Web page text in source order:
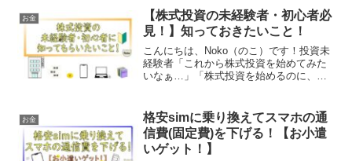
お金
【株式投資の未経験者・初心者必
見！】知っておきたいこと！
こんにちは、Noko（のこ）です！投資未
経験者「これから株式投資を始めてみた
いなぁ…」「株式投資を始めるのに、ど
とを書きました。株式投資を始めて約10
年。投資資産が暴落...
お金
格安simに乗り換えてスマホの通
信費(固定費)を下げる！【お小遣
いゲット！】